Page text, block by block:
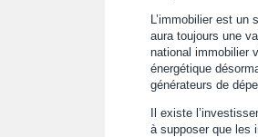
L’immobilier est un
aura toujours une
national immobilier
énergétique
générateurs de
Il existe
à supposer que les